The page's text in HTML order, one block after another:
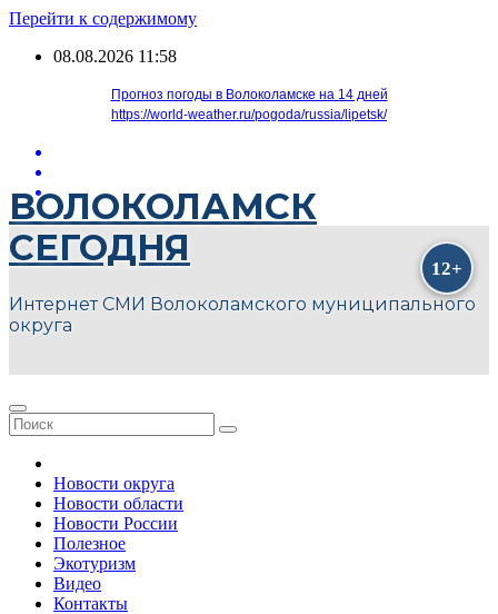
Перейти к содержимому
08.08.2026 11:58
Прогноз погоды в Волоколамске на 14 дней
https://world-weather.ru/pogoda/russia/lipetsk/
ВОЛОКОЛАМСК
СЕГОДНЯ
Интернет СМИ Волоколамского муниципального
округа
Новости округа
Новости области
Новости России
Полезное
Экотуризм
Видео
Контакты